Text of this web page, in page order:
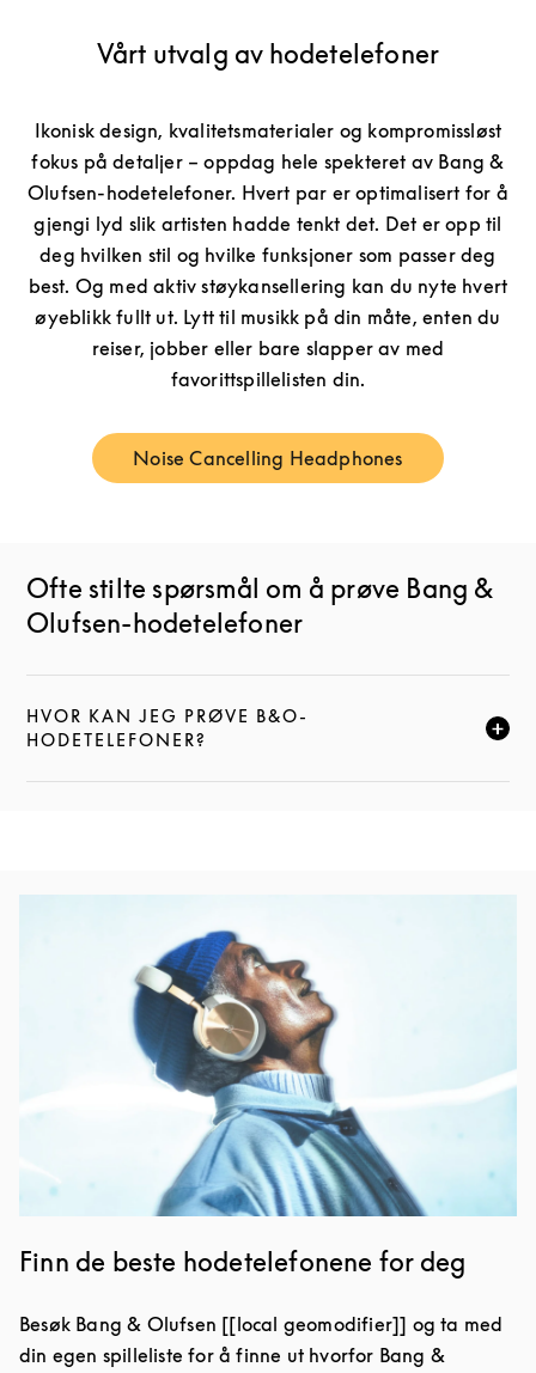
Vårt utvalg av hodetelefoner
Ikonisk design, kvalitetsmaterialer og kompromissløst
fokus på detaljer – oppdag hele spekteret av Bang &
Olufsen-hodetelefoner. Hvert par er optimalisert for å
gjengi lyd slik artisten hadde tenkt det. Det er opp til
deg hvilken stil og hvilke funksjoner som passer deg
best. Og med aktiv støykansellering kan du nyte hvert
øyeblikk fullt ut. Lytt til musikk på din måte, enten du
reiser, jobber eller bare slapper av med
favorittspillelisten din.
Noise Cancelling Headphones
Link Opens in New Tab
Ofte stilte spørsmål om å prøve Bang &
Olufsen-hodetelefoner
HVOR KAN JEG PRØVE B&O-
HODETELEFONER?
KLIKK FOR Å UTVIDE DENNE BESKRIVELSEN, OG
Finn de beste hodetelefonene for deg
Besøk Bang & Olufsen [[local geomodifier]] og ta med
din egen spilleliste for å finne ut hvorfor Bang &